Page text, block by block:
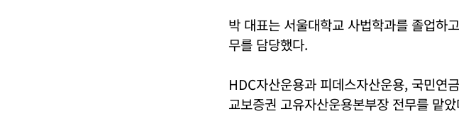
박 대표는 서울대학교 사법학과를 졸업하
무를 담당했다.
HDC자산운용과 피데스자산운용, 국민
교보증권 고유자산운용본부장 전무를 맡